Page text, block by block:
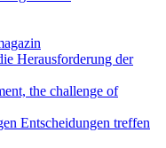
Herausforderung der
the challenge of
Entscheidungen treffen